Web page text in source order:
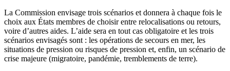
La Commission envisage trois scénarios et donnera à chaque fois le
choix aux États membres de choisir entre relocalisations ou retours,
voire d’autres aides. L’aide sera en tout cas obligatoire et les trois
scénarios envisagés sont : les opérations de secours en mer, les
situations de pression ou risques de pression et, enfin, un scénario de
crise majeure (migratoire, pandémie, tremblements de terre).